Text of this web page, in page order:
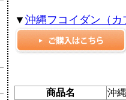
▼ 沖縄フコイダン（カ
商品名
沖